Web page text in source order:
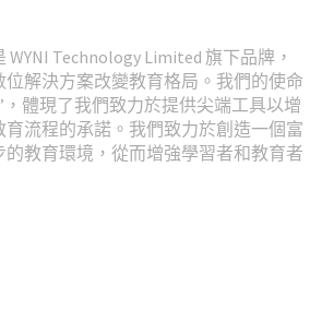
WYNI Technology Limited 旗下品牌，
解決方案改變教育格局。我們的使命
，體現了我們致力於提供尖端工具以增
流程的承諾。我們致力於創造一個富
教育環境，從而增強學習者和教育者